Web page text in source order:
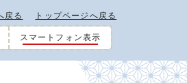
戻る トップページへ戻る
スマートフォン表示